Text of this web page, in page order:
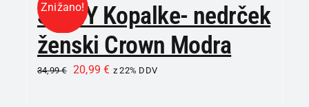
Znižano!
SKINY Kopalke- nedrček
ženski Crown Modra
34,99€ 20,99€ z 22% DDV